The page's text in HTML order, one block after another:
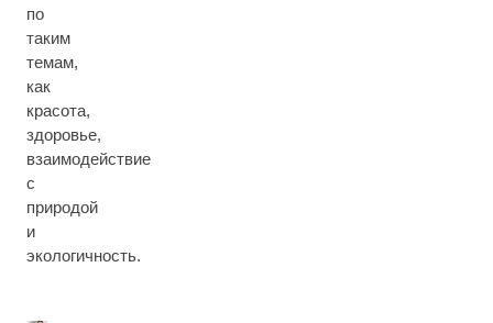
по
таким
темам,
как
красота,
здоровье,
взаимодействие
с
природой
и
экологичность.